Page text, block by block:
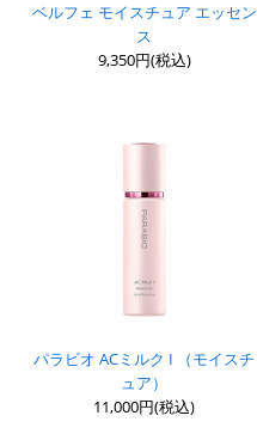
ベルフェ モイスチュア エッセン
ス
9,350円(税込)
パラビオ ACミルク I （モイスチ
ュア）
11,000円(税込)